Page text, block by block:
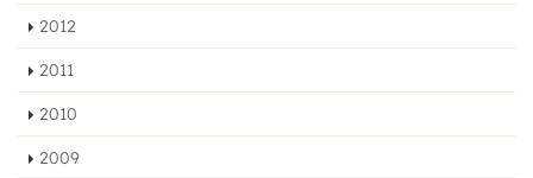
2012
2011
2010
2009